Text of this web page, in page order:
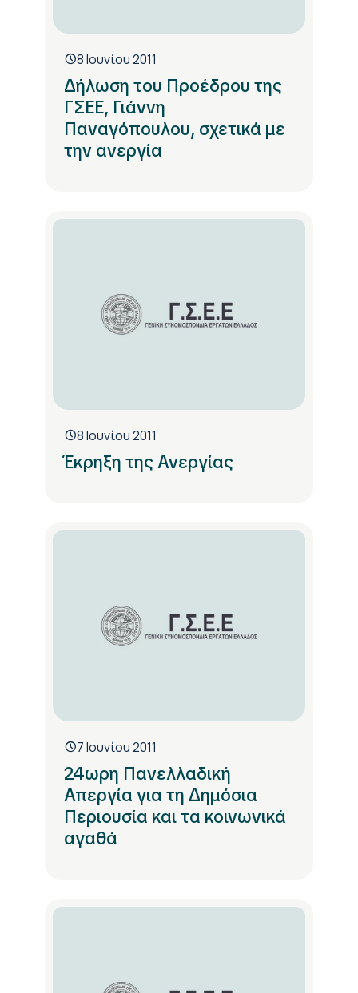
8 Ιουνίου 2011
Δήλωση του Προέδρου της
ΓΣΕΕ, Γιάννη
Παναγόπουλου, σχετικά με
την ανεργία
8 Ιουνίου 2011
Έκρηξη της Ανεργίας
7 Ιουνίου 2011
24ωρη Πανελλαδική
Απεργία για τη Δημόσια
Περιουσία και τα κοινωνικά
αγαθά